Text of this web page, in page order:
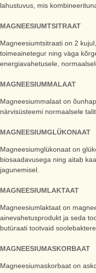
lahustuvus, mis
MAGNEESIUMTSITRAAT
Magneesiumtsitraati on 2
toimeainetegur ning väga
energiavahetusele,
MAGNEESIUMMALAAT
Magneesiummalaat on
närvisüsteemi normaalsele
MAGNEESIUMGLÜKONAAT
Magneesiumglükonaat on
biosaadavusega ning aitab
jagunemisel.
MAGNEESIUMLAKTAAT
Magneesiumlaktaat on
ainevahetusprodukt ja seda
butüraati tootvaid
MAGNEESIUMASKORBAAT
Magneesiumaskorbaat on